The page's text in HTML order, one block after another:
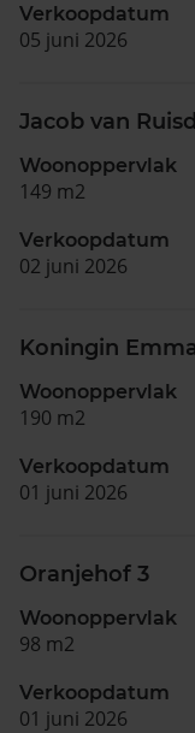
Verkoopdatum
05 juni 2026
Jacob van
Woonoppervlak
149 m2
Verkoopdatum
02 juni 2026
Koningin
Woonoppervlak
190 m2
Verkoopdatum
01 juni 2026
Oranjehof 3
Woonoppervlak
98 m2
Verkoopdatum
01 juni 2026